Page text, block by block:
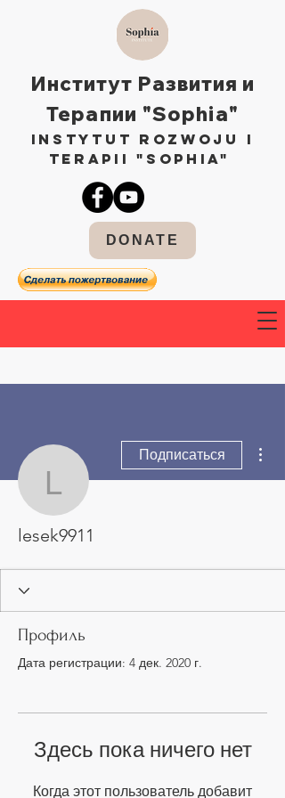
Институт Развития и
Терапии "Sophia"
Instytut Rozwoju i
Terapii "Sophia"
DONATE
lesek9911
Подписаться
lesek9911
Профиль
Дата регистрации: 4 дек. 2020 г.
Здесь пока ничего нет
Когда этот пользователь добавит